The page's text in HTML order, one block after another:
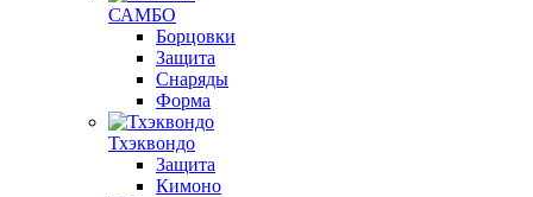
САМБО
Борцовки
Защита
Снаряды
Форма
Тхэквондо
Защита
Кимоно